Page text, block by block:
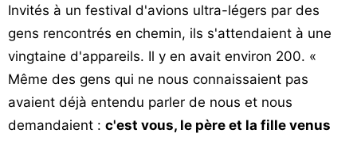
Invités à un festival d'avions ultra-légers par des
gens rencontrés en chemin, ils s'attendaient à une
vingtaine d'appareils. Il y en avait environ 200. «
Même des gens qui ne nous connaissaient pas
avaient déjà entendu parler de nous et nous
demandaient : c'est vous, le père et la fille venus